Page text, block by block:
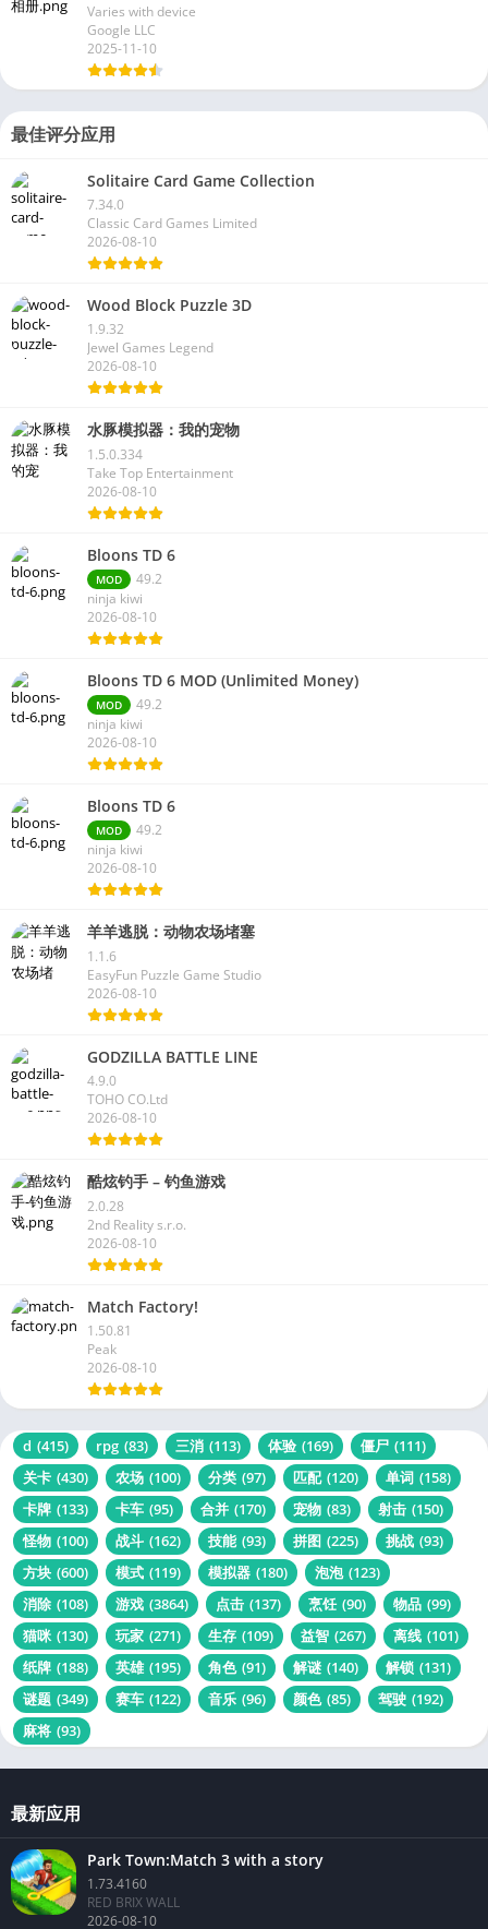
Varies with device
Google LLC
2025-11-10
最佳评分应用
Solitaire Card Game Collection
7.34.0
Classic Card Games Limited
2026-08-10
Wood Block Puzzle 3D
1.9.32
Jewel Games Legend
2026-08-10
水豚模拟器：我的宠物
1.5.0.334
Take Top Entertainment
2026-08-10
Bloons TD 6
MOD
49.2
ninja kiwi
2026-08-10
Bloons TD 6 MOD (Unlimited Money)
MOD
49.2
ninja kiwi
2026-08-10
Bloons TD 6
MOD
49.2
ninja kiwi
2026-08-10
羊羊逃脱：动物农场堵塞
1.1.6
EasyFun Puzzle Game Studio
2026-08-10
GODZILLA BATTLE LINE
4.9.0
TOHO CO.Ltd
2026-08-10
酷炫钓手 – 钓鱼游戏
2.0.28
2nd Reality s.r.o.
2026-08-10
Match Factory!
1.50.81
Peak
2026-08-10
d (415) rpg (83) 三消 (113) 体验 (169) 僵尸 (111)
关卡 (430) 农场 (100) 分类 (97) 匹配 (120) 单词 (158)
卡牌 (133) 卡车 (95) 合并 (170) 宠物 (83) 射击 (150)
怪物 (100) 战斗 (162) 技能 (93) 拼图 (225) 挑战 (93)
方块 (600) 模式 (119) 模拟器 (180) 泡泡 (123)
消除 (108) 游戏 (3864) 点击 (137) 烹饪 (90) 物品 (99)
猫咪 (130) 玩家 (271) 生存 (109) 益智 (267) 离线 (101)
纸牌 (188) 英雄 (195) 角色 (91) 解谜 (140) 解锁 (131)
谜题 (349) 赛车 (122) 音乐 (96) 颜色 (85) 驾驶 (192)
麻将 (93)
最新应用
Park Town:Match 3 with a story
1.73.4160
RED BRIX WALL
2026-08-10